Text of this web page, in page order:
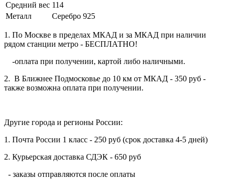
Средний вес 114
Металл
Серебро 925
1. По Москве в пределах МКАД и за МКАД при наличии
рядом станции метро - БЕСПЛАТНО!
-оплата при получении, картой либо наличными.
2. В Ближнее Подмосковье до 10 км от МКАД - 350 руб -
также возможна оплата при получении.
Другие города и регионы России:
1. Почта России 1 класс - 250 руб (срок доставка 4-5 дней)
2. Курьерская доставка СДЭК - 650 руб
- заказы отправляются после оплаты